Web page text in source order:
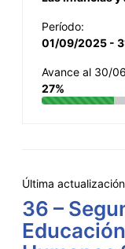
Período:
01/09/2025 -
Avance al 30/
27%
Última
36 –